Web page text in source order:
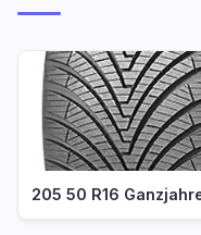
205 50 R16